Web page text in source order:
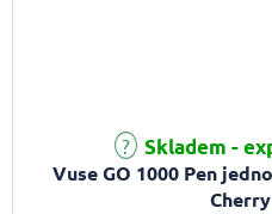
Vuse GO 1000 Pen
Průměrné hodnocení produktu
Skladem -